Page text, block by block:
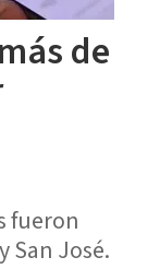
de
fueron
San José.